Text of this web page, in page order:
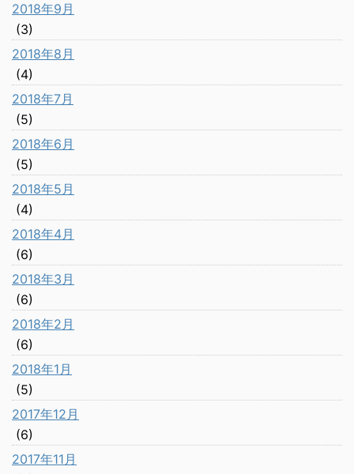
2018年9月
(3)
2018年8月
(4)
2018年7月
(5)
2018年6月
(5)
2018年5月
(4)
2018年4月
(6)
2018年3月
(6)
2018年2月
(6)
2018年1月
(5)
2017年12月
(6)
2017年11月